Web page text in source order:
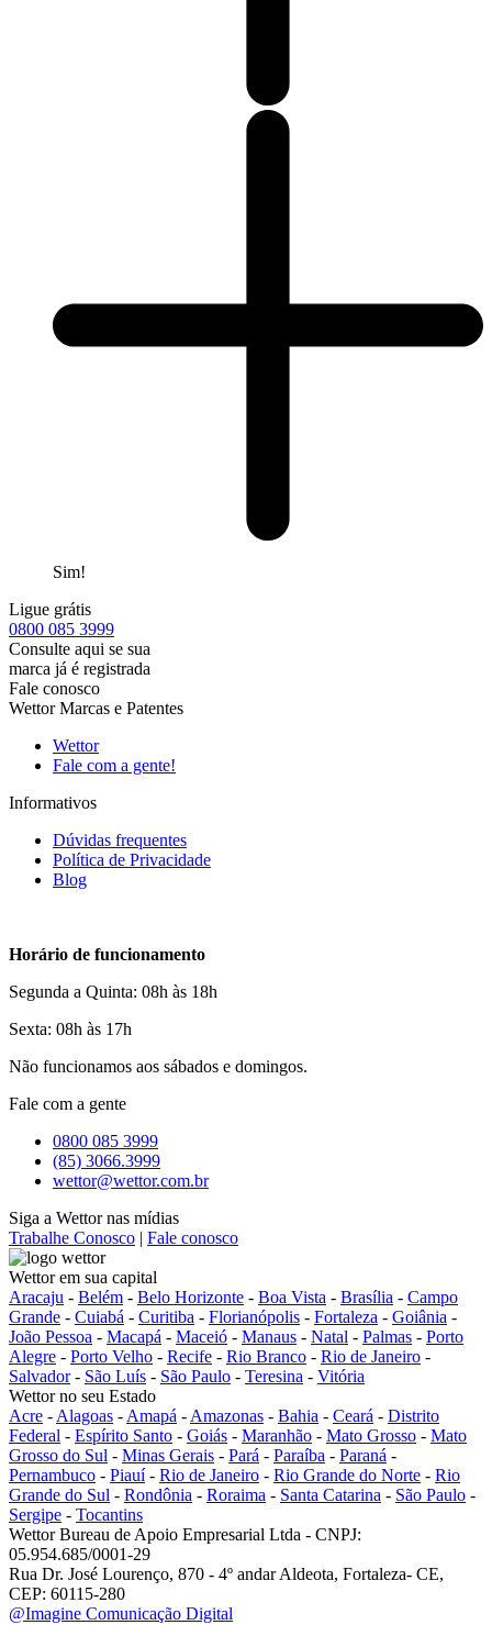
Sim!
Ligue grátis
0800 085 3999
Consulte aqui se sua
marca já é registrada
Fale conosco
Wettor Marcas e Patentes
Wettor
Fale com a gente!
Informativos
Dúvidas frequentes
Política de Privacidade
Blog
Horário de funcionamento
Segunda a Quinta: 08h às 18h
Sexta: 08h às 17h
Não funcionamos aos sábados e domingos.
Fale com a gente
0800 085 3999
(85) 3066.3999
wettor@wettor.com.br
Siga a Wettor nas mídias
Trabalhe Conosco | Fale conosco
Wettor em sua capital
Aracaju - Belém - Belo Horizonte - Boa Vista - Brasília - Campo
Grande - Cuiabá - Curitiba - Florianópolis - Fortaleza - Goiânia -
João Pessoa - Macapá - Maceió - Manaus - Natal - Palmas - Porto
Alegre - Porto Velho - Recife - Rio Branco - Rio de Janeiro -
Salvador- São Luís - São Paulo - Teresina - Vitória
Wettor no seu Estado
Acre - Alagoas - Amapá - Amazonas - Bahia - Ceará - Distrito
Federal - Espírito Santo - Goiás - Maranhão - Mato Grosso - Mato
Grosso do Sul - Minas Gerais - Pará - Paraíba - Paraná -
Pernambuco - Piauí- Rio de Janeiro - Rio Grande do Norte - Rio
Grande do Sul - Rondônia - Roraima - Santa Catarina - São Paulo -
Sergipe - Tocantins
Wettor Bureau de Apoio Empresarial Ltda - CNPJ:
05.954.685/0001-29
Rua Dr. José Lourenço, 870 - 4º andar Aldeota, Fortaleza- CE,
CEP: 60115-280
@Imagine Comunicação Digital